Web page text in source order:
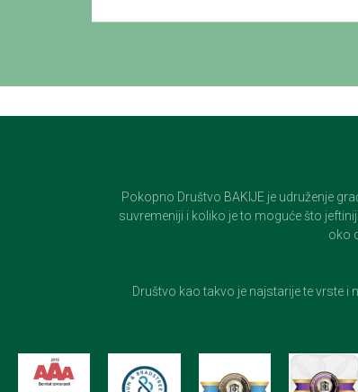
Pokopno Društvo BAKIJE je udruženje
suvremeniji i koliko je to moguće što
oko
Društvo kao takvo je najstarije te vrste i